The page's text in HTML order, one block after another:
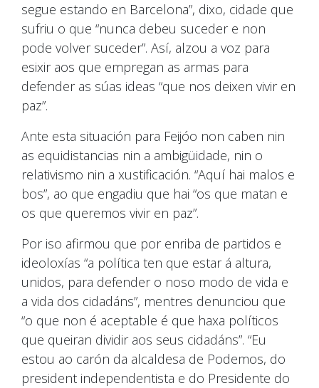
segue estando en Barcelona”, dixo, cidade que
sufriu o que “nunca debeu suceder e non
pode volver suceder”. Así, alzou a voz para
esixir aos que empregan as armas para
defender as súas ideas “que nos deixen vivir en
paz”.
Ante esta situación para Feijóo non caben nin
as equidistancias nin a ambigüidade, nin o
relativismo nin a xustificación. “Aquí hai malos e
bos”, ao que engadiu que hai “os que matan e
os que queremos vivir en paz”.
Por iso afirmou que por enriba de partidos e
ideoloxías “a política ten que estar á altura,
unidos, para defender o noso modo de vida e
a vida dos cidadáns”, mentres denunciou que
“o que non é aceptable é que haxa políticos
que queiran dividir aos seus cidadáns”. “Eu
estou ao carón da alcaldesa de Podemos, do
president independentista e do Presidente do